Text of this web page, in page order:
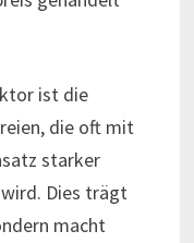
ist die
die oft mit
starker
Dies trägt
macht